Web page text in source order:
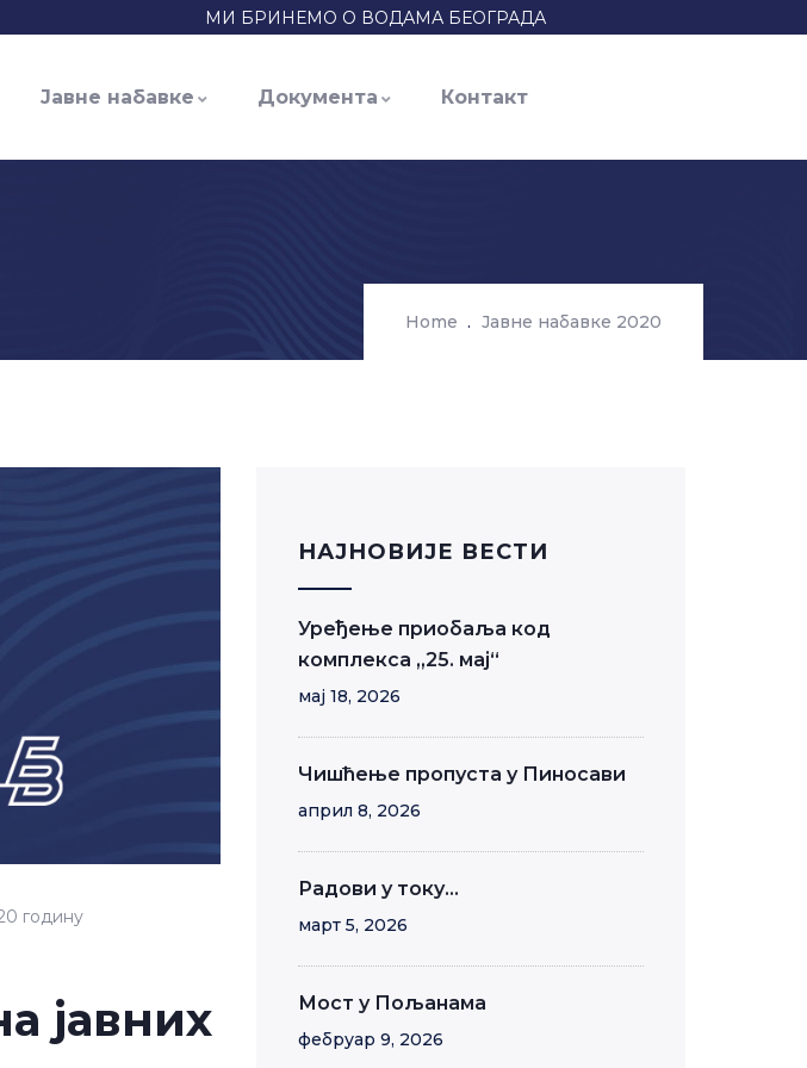
МИ БРИНЕМО О ВОДАМА БЕОГРАДА
Јавне набавке Документа Контакт
Home Јавне набавке 2020
годину
јавних
НАЈНОВИЈЕ ВЕСТИ
Уређење приобаља код
комплекса „25. мај“
мај 18, 2026
Чишћење пропуста у Пиносави
април 8, 2026
Радови у току…
март 5, 2026
Мост у Пољанама
фебруар 9, 2026